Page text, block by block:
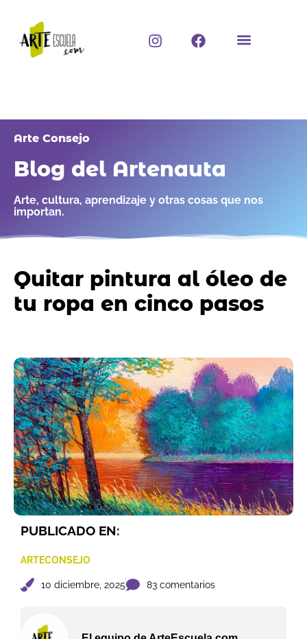
contenido
I
n
r
F
a
o
Arte Consejo
Blog del Artenauta
Arte, cultura, aprendizaje y otras cosas que nos
importan.
Quitar pintura al óleo de
tu ropa en cinco pasos
PUBLICADO EN:
ARTECONSEJO
10 diciembre, 2025 83 comentarios